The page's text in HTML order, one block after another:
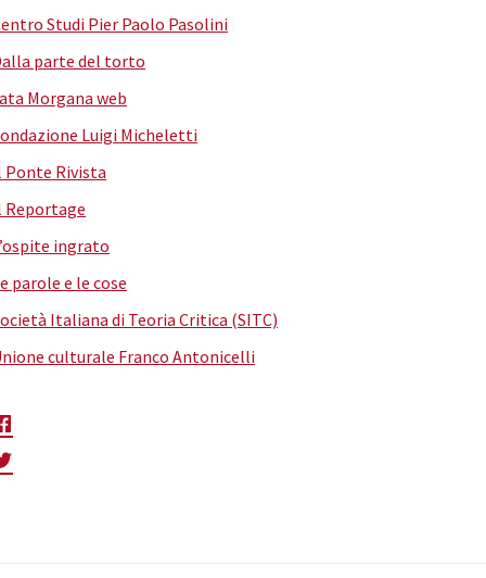
Studi Pier Paolo Pasolini
parte del torto
Morgana web
Luigi Micheletti
Ponte Rivista
Reportage
ingrato
parole e le cose
Italiana di Teoria Critica (SITC)
culturale Franco Antonicelli